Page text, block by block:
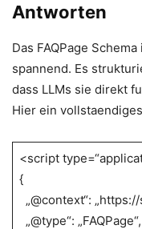
Antworten
Das FAQPage
spannend. Es
dass LLMs sie direkt
Hier ein
<script
{
„@context“:
„@type“: „FAQPage“,